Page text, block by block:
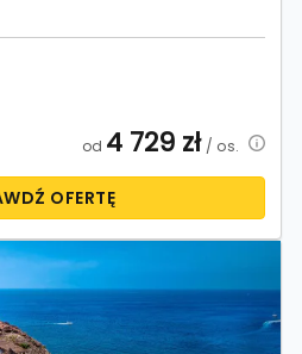
od 4 729 zł/ os.
OFERTĘ